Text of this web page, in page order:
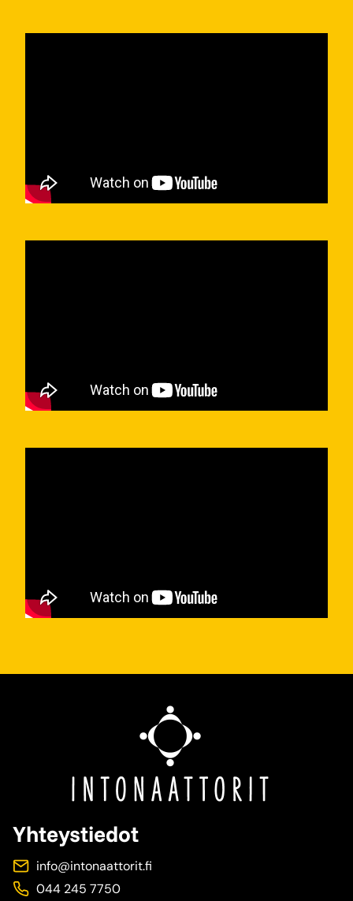
Yhteystiedot
info@intonaattorit.fi
044 245 7750